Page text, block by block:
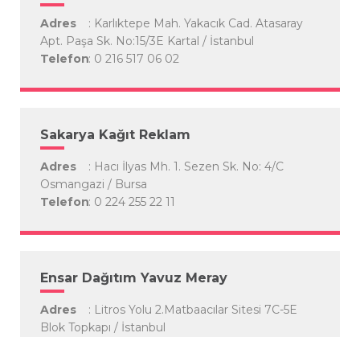
Adres
: Karlıktepe Mah. Yakacık Cad. Atasaray
Apt. Paşa Sk. No:15/3E Kartal / İstanbul
Telefon: 0 216 517 06 02
Sakarya Kağıt Reklam
Adres
: Hacı İlyas Mh. 1. Sezen Sk. No: 4/C
Osmangazi / Bursa
Telefon: 0 224 255 22 11
Ensar Dağıtım Yavuz Meray
Adres
: Litros Yolu 2.Matbaacılar Sitesi 7C-5E
Blok Topkapı / İstanbul